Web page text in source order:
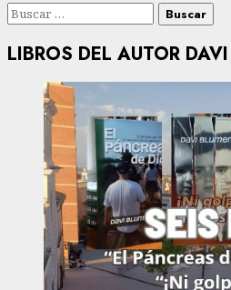
Buscar:
LIBROS DEL AUTOR